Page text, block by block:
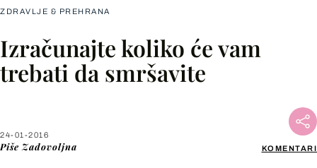
ZDRAVLJE & PREHRANA
Izračunajte koliko će vam
trebati da smršavite
24-01-2016
Piše Zadovoljna KOMENTARI
Facebook